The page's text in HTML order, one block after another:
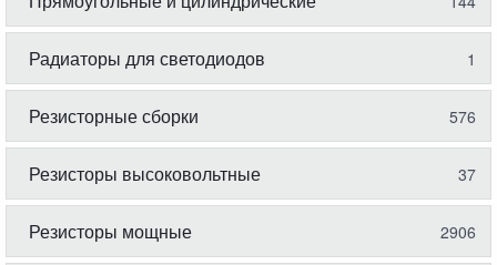
Радиаторы для светодиодов 1
Резисторные сборки 576
Резисторы высоковольтные 37
Резисторы мощные 2906